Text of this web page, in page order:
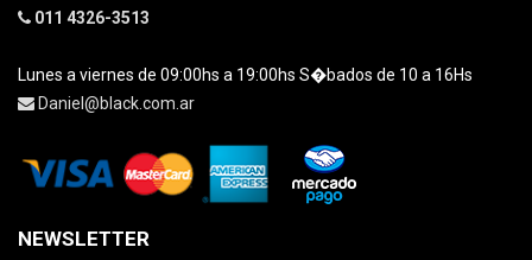
011 4326-3513
Lunes a viernes de 09:00hs a 19:00hs S�bados de 10 a 16Hs
Daniel@black.com.ar
NEWSLETTER